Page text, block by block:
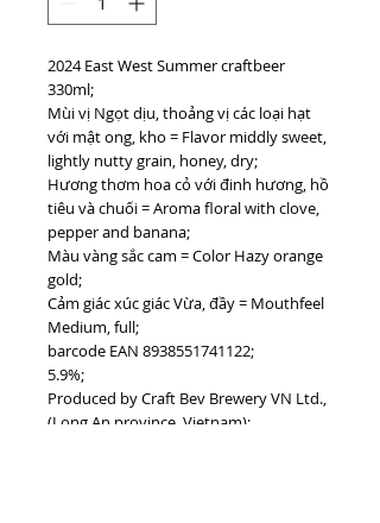
2024 East West Summer craftbeer
330ml;
Mùi vị Ngọt dịu, thoảng vị các loại hạt
với mật ong, kho = Flavor middly sweet,
lightly nutty grain, honey, dry;
Hương thơm hoa cỏ với đinh hương, hồ
tiêu và chuối = Aroma floral with clove,
pepper and banana;
Màu vàng sắc cam = Color Hazy orange
gold;
Cảm giác xúc giác Vừa, đầy = Mouthfeel
Medium, full;
barcode EAN 8938551741122;
5.9%;
Produced by Craft Bev Brewery VN Ltd.,
(Long An province, Vietnam);